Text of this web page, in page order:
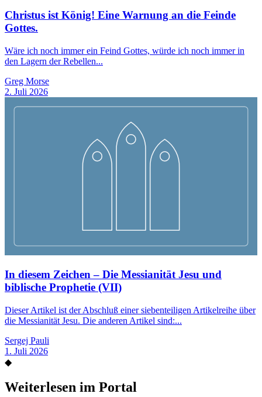
Christus ist König! Eine Warnung an die Feinde
Gottes.
Wäre ich noch immer ein Feind Gottes, würde ich noch immer in
den Lagern der Rebellen...
Greg Morse
2. Juli 2026
In diesem Zeichen – Die Messianität Jesu und
biblische Prophetie (VII)
Dieser Artikel ist der Abschluß einer siebenteiligen Artikelreihe über
die Messianität Jesu. Die anderen Artikel sind:...
Sergej Pauli
1. Juli 2026
◆
Weiterlesen im Portal